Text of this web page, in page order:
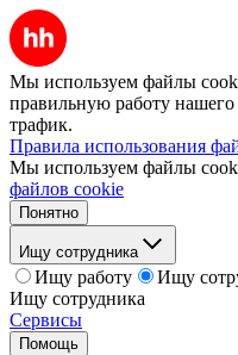
Мы используем файлы
правильную работу нашего
трафик.
Правила использования
Мы используем файлы
файлов cookie
Понятно
Ищу сотрудника
Ищу работу
Ищу
Ищу сотрудника
Сервисы
Помощь